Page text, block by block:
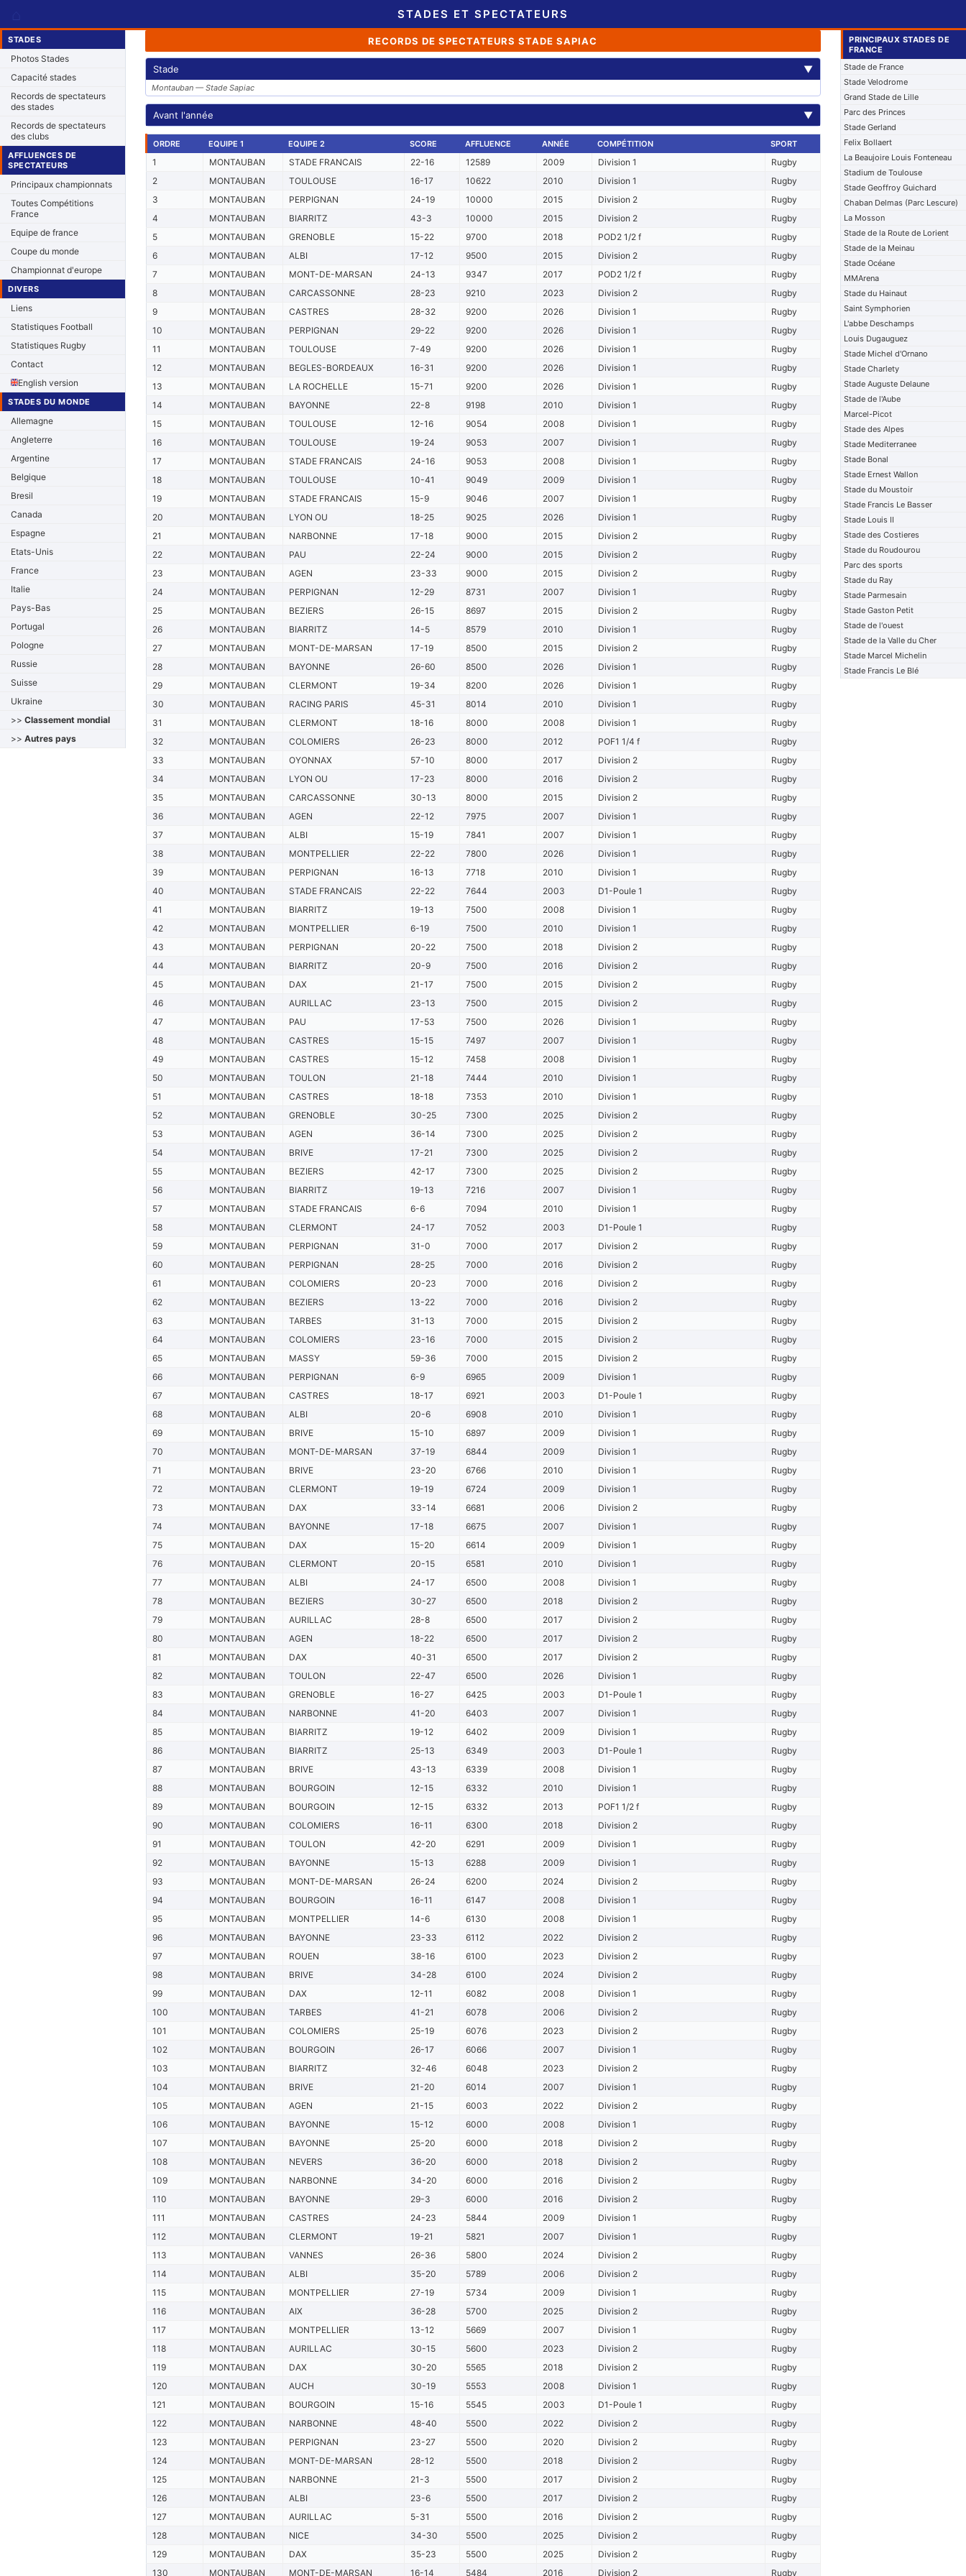
STADES ET SPECTATEURS
STADES
Photos Stades
Capacité stades
Records de spectateurs
des stades
Records de spectateurs
des clubs
AFFLUENCES DE
SPECTATEURS
Principaux championnats
Toutes Compétitions
France
Equipe de france
Coupe du monde
Championnat d'europe
DIVERS
Liens
Statistiques Football
Statistiques Rugby
Contact
English version
STADES DU MONDE
Allemagne
Angleterre
Argentine
Belgique
Bresil
Canada
Espagne
Etats-Unis
France
Italie
Pays-Bas
Portugal
Pologne
Russie
Suisse
Ukraine
>> Classement mondial
>> Autres pays
RECORDS DE SPECTATEURS STADE SAPIAC
Stade ▼
Montauban — Stade Sapiac
Avant l'année ▼
ORDRE EQUIPE 1 EQUIPE 2 SCORE AFFLUENCE ANNÉE COMPÉTITION SPORT
1 MONTAUBAN STADE FRANCAIS 22-16 12589 2009 Division 1
Rugby
2
MONTAUBAN TOULOUSE 16-17 10622 2010 Division 1
Rugby
3
MONTAUBAN PERPIGNAN 24-19 10000 2015 Division 2
Rugby
4
MONTAUBAN BIARRITZ 43-3 10000 2015 Division 2
Rugby
5
MONTAUBAN GRENOBLE 15-22 9700 2018 POD2 1/2 f
Rugby
6
MONTAUBAN ALBI 17-12 9500 2015 Division 2
Rugby
7
MONTAUBAN MONT-DE-MARSAN 24-13 9347 2017 POD2 1/2 f
Rugby
8
MONTAUBAN CARCASSONNE 28-23 9210 2023 Division 2
Rugby
9
MONTAUBAN CASTRES 28-32 9200 2026 Division 1
Rugby
10
MONTAUBAN PERPIGNAN 29-22 9200 2026 Division 1
Rugby
11
MONTAUBAN TOULOUSE 7-49 9200 2026 Division 1
Rugby
12
MONTAUBAN BEGLES-BORDEAUX 16-31 9200 2026 Division 1
Rugby
13
MONTAUBAN LA ROCHELLE 15-71 9200 2026 Division 1
Rugby
14
MONTAUBAN BAYONNE 22-8 9198 2010 Division 1
Rugby
15
MONTAUBAN TOULOUSE 12-16 9054 2008 Division 1
Rugby
16
MONTAUBAN TOULOUSE 19-24 9053 2007 Division 1
Rugby
17
MONTAUBAN STADE FRANCAIS 24-16 9053 2008 Division 1
Rugby
18
MONTAUBAN TOULOUSE 10-41 9049 2009 Division 1
Rugby
19
MONTAUBAN STADE FRANCAIS 15-9 9046 2007 Division 1
Rugby
20
MONTAUBAN LYON OU 18-25 9025 2026 Division 1
Rugby
21
MONTAUBAN NARBONNE 17-18 9000 2015 Division 2
Rugby
22
MONTAUBAN PAU 22-24 9000 2015 Division 2
Rugby
23
MONTAUBAN AGEN 23-33 9000 2015 Division 2
Rugby
24
MONTAUBAN PERPIGNAN 12-29 8731 2007 Division 1
Rugby
25
MONTAUBAN BEZIERS 26-15 8697 2015 Division 2
Rugby
26
MONTAUBAN BIARRITZ 14-5 8579 2010 Division 1
Rugby
27
MONTAUBAN MONT-DE-MARSAN 17-19 8500 2015 Division 2
Rugby
28
MONTAUBAN BAYONNE 26-60 8500 2026 Division 1
Rugby
29
MONTAUBAN CLERMONT 19-34 8200 2026 Division 1
Rugby
30
MONTAUBAN RACING PARIS 45-31 8014 2010 Division 1
Rugby
31
MONTAUBAN CLERMONT 18-16 8000 2008 Division 1
Rugby
32
MONTAUBAN COLOMIERS 26-23 8000 2012 POF1 1/4 f
Rugby
33
MONTAUBAN OYONNAX 57-10 8000 2017 Division 2
Rugby
34
MONTAUBAN LYON OU 17-23 8000 2016 Division 2
Rugby
35
MONTAUBAN CARCASSONNE 30-13 8000 2015 Division 2
Rugby
36
MONTAUBAN AGEN 22-12 7975 2007 Division 1
Rugby
37
MONTAUBAN ALBI 15-19 7841 2007 Division 1
Rugby
38
MONTAUBAN MONTPELLIER 22-22 7800 2026 Division 1
Rugby
39
MONTAUBAN PERPIGNAN 16-13 7718 2010 Division 1
Rugby
40
MONTAUBAN STADE FRANCAIS 22-22 7644 2003 D1-Poule 1
Rugby
41
MONTAUBAN BIARRITZ 19-13 7500 2008 Division 1
Rugby
42
MONTAUBAN MONTPELLIER 6-19 7500 2010 Division 1
Rugby
43
MONTAUBAN PERPIGNAN 20-22 7500 2018 Division 2
Rugby
44
MONTAUBAN BIARRITZ 20-9 7500 2016 Division 2
Rugby
45
MONTAUBAN DAX 21-17 7500 2015 Division 2
Rugby
46
MONTAUBAN AURILLAC 23-13 7500 2015 Division 2
Rugby
47
MONTAUBAN PAU 17-53 7500 2026 Division 1
Rugby
48
MONTAUBAN CASTRES 15-15 7497 2007 Division 1
Rugby
49
MONTAUBAN CASTRES 15-12 7458 2008 Division 1
Rugby
50
MONTAUBAN TOULON 21-18 7444 2010 Division 1
Rugby
51
MONTAUBAN CASTRES 18-18 7353 2010 Division 1
Rugby
52
MONTAUBAN GRENOBLE 30-25 7300 2025 Division 2
Rugby
53
MONTAUBAN AGEN 36-14 7300 2025 Division 2
Rugby
54
MONTAUBAN BRIVE 17-21 7300 2025 Division 2
Rugby
55
MONTAUBAN BEZIERS 42-17 7300 2025 Division 2
Rugby
56
MONTAUBAN BIARRITZ 19-13 7216 2007 Division 1
Rugby
57
MONTAUBAN STADE FRANCAIS 6-6 7094 2010 Division 1
Rugby
58
MONTAUBAN CLERMONT 24-17 7052 2003 D1-Poule 1
Rugby
59
MONTAUBAN PERPIGNAN 31-0 7000 2017 Division 2
Rugby
60
MONTAUBAN PERPIGNAN 28-25 7000 2016 Division 2
Rugby
61
MONTAUBAN COLOMIERS 20-23 7000 2016 Division 2
Rugby
62
MONTAUBAN BEZIERS 13-22 7000 2016 Division 2
Rugby
63
MONTAUBAN TARBES 31-13 7000 2015 Division 2
Rugby
64
MONTAUBAN COLOMIERS 23-16 7000 2015 Division 2
Rugby
65
MONTAUBAN MASSY 59-36 7000 2015 Division 2
Rugby
66
MONTAUBAN PERPIGNAN 6-9 6965 2009 Division 1
Rugby
67
MONTAUBAN CASTRES 18-17 6921 2003 D1-Poule 1
Rugby
68
MONTAUBAN ALBI 20-6 6908 2010 Division 1
Rugby
69
MONTAUBAN BRIVE 15-10 6897 2009 Division 1
Rugby
70
MONTAUBAN MONT-DE-MARSAN 37-19 6844 2009 Division 1
Rugby
71
MONTAUBAN BRIVE 23-20 6766 2010 Division 1
Rugby
72
MONTAUBAN CLERMONT 19-19 6724 2009 Division 1
Rugby
73
MONTAUBAN DAX 33-14 6681 2006 Division 2
Rugby
74
MONTAUBAN BAYONNE 17-18 6675 2007 Division 1
Rugby
75
MONTAUBAN DAX 15-20 6614 2009 Division 1
Rugby
76
MONTAUBAN CLERMONT 20-15 6581 2010 Division 1
Rugby
77
MONTAUBAN ALBI 24-17 6500 2008 Division 1
Rugby
78
MONTAUBAN BEZIERS 30-27 6500 2018 Division 2
Rugby
79
MONTAUBAN AURILLAC 28-8 6500 2017 Division 2
Rugby
80
MONTAUBAN AGEN 18-22 6500 2017 Division 2
Rugby
81
MONTAUBAN DAX 40-31 6500 2017 Division 2
Rugby
82
MONTAUBAN TOULON 22-47 6500 2026 Division 1
Rugby
83
MONTAUBAN GRENOBLE 16-27 6425 2003 D1-Poule 1
Rugby
84
MONTAUBAN NARBONNE 41-20 6403 2007 Division 1
Rugby
85
MONTAUBAN BIARRITZ 19-12 6402 2009 Division 1
Rugby
86
MONTAUBAN BIARRITZ 25-13 6349 2003 D1-Poule 1
Rugby
87
MONTAUBAN BRIVE 43-13 6339 2008 Division 1
Rugby
88
MONTAUBAN BOURGOIN 12-15 6332 2010 Division 1
Rugby
89
MONTAUBAN BOURGOIN 12-15 6332 2013 POF1 1/2 f
Rugby
90
MONTAUBAN COLOMIERS 16-11 6300 2018 Division 2
Rugby
91
MONTAUBAN TOULON 42-20 6291 2009 Division 1
Rugby
92
MONTAUBAN BAYONNE 15-13 6288 2009 Division 1
Rugby
93
MONTAUBAN MONT-DE-MARSAN 26-24 6200 2024 Division 2
Rugby
94
MONTAUBAN BOURGOIN 16-11 6147 2008 Division 1
Rugby
95
MONTAUBAN MONTPELLIER 14-6 6130 2008 Division 1
Rugby
96
MONTAUBAN BAYONNE 23-33 6112 2022 Division 2
Rugby
97
MONTAUBAN ROUEN 38-16 6100 2023 Division 2
Rugby
98
MONTAUBAN BRIVE 34-28 6100 2024 Division 2
Rugby
99
MONTAUBAN DAX 12-11 6082 2008 Division 1
Rugby
100
MONTAUBAN TARBES 41-21 6078 2006 Division 2
Rugby
101
MONTAUBAN COLOMIERS 25-19 6076 2023 Division 2
Rugby
102
MONTAUBAN BOURGOIN 26-17 6066 2007 Division 1
Rugby
103
MONTAUBAN BIARRITZ 32-46 6048 2023 Division 2
Rugby
104
MONTAUBAN BRIVE 21-20 6014 2007 Division 1
Rugby
105
MONTAUBAN AGEN 21-15 6003 2022 Division 2
Rugby
106
MONTAUBAN BAYONNE 15-12 6000 2008 Division 1
Rugby
107
MONTAUBAN BAYONNE 25-20 6000 2018 Division 2
Rugby
108
MONTAUBAN NEVERS 36-20 6000 2018 Division 2
Rugby
109
MONTAUBAN NARBONNE 34-20 6000 2016 Division 2
Rugby
110
MONTAUBAN BAYONNE 29-3 6000 2016 Division 2
Rugby
111
MONTAUBAN CASTRES 24-23 5844 2009 Division 1
Rugby
112
MONTAUBAN CLERMONT 19-21 5821 2007 Division 1
Rugby
113
MONTAUBAN VANNES 26-36 5800 2024 Division 2
Rugby
114
MONTAUBAN ALBI 35-20 5789 2006 Division 2
Rugby
115
MONTAUBAN MONTPELLIER 27-19 5734 2009 Division 1
Rugby
116
MONTAUBAN AIX 36-28 5700 2025 Division 2
Rugby
117
MONTAUBAN MONTPELLIER 13-12 5669 2007 Division 1
Rugby
118
MONTAUBAN AURILLAC 30-15 5600 2023 Division 2
Rugby
119
MONTAUBAN DAX 30-20 5565 2018 Division 2
Rugby
120
MONTAUBAN AUCH 30-19 5553 2008 Division 1
Rugby
121
MONTAUBAN BOURGOIN 15-16 5545 2003 D1-Poule 1
Rugby
122
MONTAUBAN NARBONNE 48-40 5500 2022 Division 2
Rugby
123
MONTAUBAN PERPIGNAN 23-27 5500 2020 Division 2
Rugby
124
MONTAUBAN MONT-DE-MARSAN 28-12 5500 2018 Division 2
Rugby
125
MONTAUBAN NARBONNE 21-3 5500 2017 Division 2
Rugby
126
MONTAUBAN ALBI 23-6 5500 2017 Division 2
Rugby
127
MONTAUBAN AURILLAC 5-31 5500 2016 Division 2
Rugby
128
MONTAUBAN NICE 34-30 5500 2025 Division 2
Rugby
129
MONTAUBAN DAX 35-23 5500 2025 Division 2
Rugby
130
MONTAUBAN MONT-DE-MARSAN 16-14 5484 2016 Division 2 Rugby
PRINCIPAUX STADES DE
FRANCE
Stade de France
Stade Velodrome
Grand Stade de Lille
Parc des Princes
Stade Gerland
Felix Bollaert
La Beaujoire Louis Fonteneau
Stadium de Toulouse
Stade Geoffroy Guichard
Chaban Delmas (Parc Lescure)
La Mosson
Stade de la Route de Lorient
Stade de la Meinau
Stade Océane
MMArena
Stade du Hainaut
Saint Symphorien
L'abbe Deschamps
Louis Dugauguez
Stade Michel d'Ornano
Stade Charlety
Stade Auguste Delaune
Stade de l'Aube
Marcel-Picot
Stade des Alpes
Stade Mediterranee
Stade Bonal
Stade Ernest Wallon
Stade du Moustoir
Stade Francis Le Basser
Stade Louis II
Stade des Costieres
Stade du Roudourou
Parc des sports
Stade du Ray
Stade Parmesain
Stade Gaston Petit
Stade de l'ouest
Stade de la Valle du Cher
Stade Marcel Michelin
Stade Francis Le Blé